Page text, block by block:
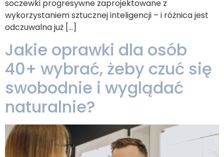
soczewki progresywne zaprojektowane z
wykorzystaniem sztucznej inteligencji – i różnica jest
odczuwalna już […]
Jakie oprawki dla osób
40+ wybrać, żeby czuć się
swobodnie i wyglądać
naturalnie?